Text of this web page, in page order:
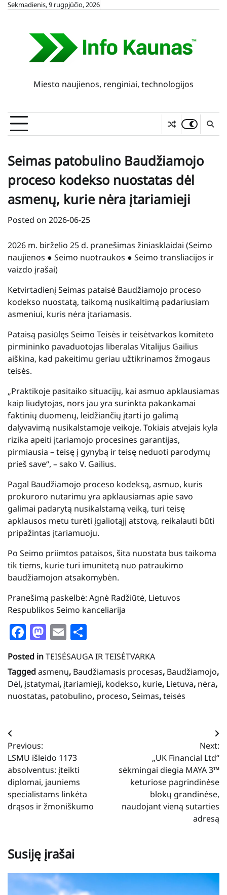
SkipSekmadienis, 9 rugpjūčio, 2026
Miesto naujienos, renginiai, technologijos
Seimas patobulino Baudžiamojo
proceso kodekso nuostatas dėl
asmenų, kurie nėra įtariamieji
Posted on 2026-06-25
2026 m. birželio 25 d. pranešimas žiniasklaidai (Seimo
naujienos ● Seimo nuotraukos ● Seimo transliacijos ir
vaizdo įrašai)
Ketvirtadienį Seimas pataisė Baudžiamojo proceso
kodekso nuostatą, taikomą nusikaltimą padariusiam
asmeniui, kuris nėra įtariamasis.
Pataisą pasiūlęs Seimo Teisės ir teisėtvarkos komiteto
pirmininko pavaduotojas liberalas Vitalijus Gailius
aiškina, kad pakeitimu geriau užtikrinamos žmogaus
teisės.
„Praktikoje pasitaiko situacijų, kai asmuo apklausiamas
kaip liudytojas, nors jau yra surinkta pakankamai
faktinių duomenų, leidžiančių įtarti jo galimą
dalyvavimą nusikalstamoje veikoje. Tokiais atvejais kyla
rizika apeiti įtariamojo procesines garantijas,
pirmiausia – teisę į gynybą ir teisę neduoti parodymų
prieš save“, – sako V. Gailius.
Pagal Baudžiamojo proceso kodeksą, asmuo, kuris
prokuroro nutarimu yra apklausiamas apie savo
galimai padarytą nusikalstamą veiką, turi teisę
apklausos metu turėti įgaliotąjį atstovą, reikalauti būti
pripažintas įtariamuoju.
Po Seimo priimtos pataisos, šita nuostata bus taikoma
tik tiems, kurie turi imunitetą nuo patraukimo
baudžiamojon atsakomybėn.
Pranešimą paskelbė: Agnė Radžiūtė, Lietuvos
Respublikos Seimo kanceliarija
Facebook
Mastodon
Email
Posted inTEISĖSAUGA IR TEISĖTVARKA
Taggedasmenų, Baudžiamasis procesas, Baudžiamojo,
Dėl, įstatymai, įtariamieji, kodekso, kurie, Lietuva, nėra,
nuostatas, patobulino, proceso,Seimas,teisės
Navigacija
tarp
įrašų
Previous:
LSMU išleido 1173
absolventus: įteikti
diplomai, jauniems
specialistams linkėta
drąsos ir žmoniškumo
Next:
„UK Financial Ltd“
sėkmingai diegia MAYA 3™
keturiose pagrindinėse
blokų grandinėse,
naudojant vieną sutarties
adresą
Susiję įrašai